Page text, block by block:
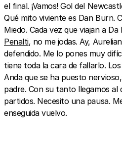
el final. ¡Vamos! Gol del
Qué mito viviente es Dan Burn.
Miedo. Cada vez que viajan a
Penalti, no me jodas. Ay,
defendido. Me lo pones muy
tiene toda la cara de fallarlo.
Anda que se ha puesto
padre. Con su tanto llegamos al
partidos. Necesito una pausa.
enseguida vuelvo.